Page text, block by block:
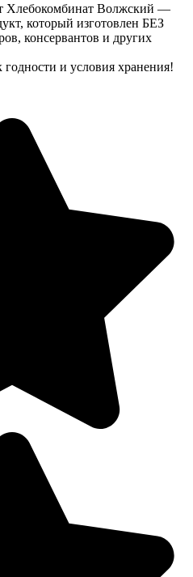
Хлебокомбинат Волжский —
который изготовлен БЕЗ
консервантов и других
и условия хранения!